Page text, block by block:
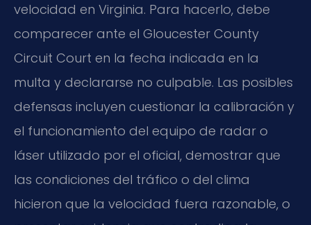
velocidad en Virginia. Para hacerlo, debe
comparecer ante el Gloucester County
Circuit Court en la fecha indicada en la
multa y declararse no culpable. Las posibles
defensas incluyen cuestionar la calibración y
el funcionamiento del equipo de radar o
láser utilizado por el oficial, demostrar que
las condiciones del tráfico o del clima
hicieron que la velocidad fuera razonable, o